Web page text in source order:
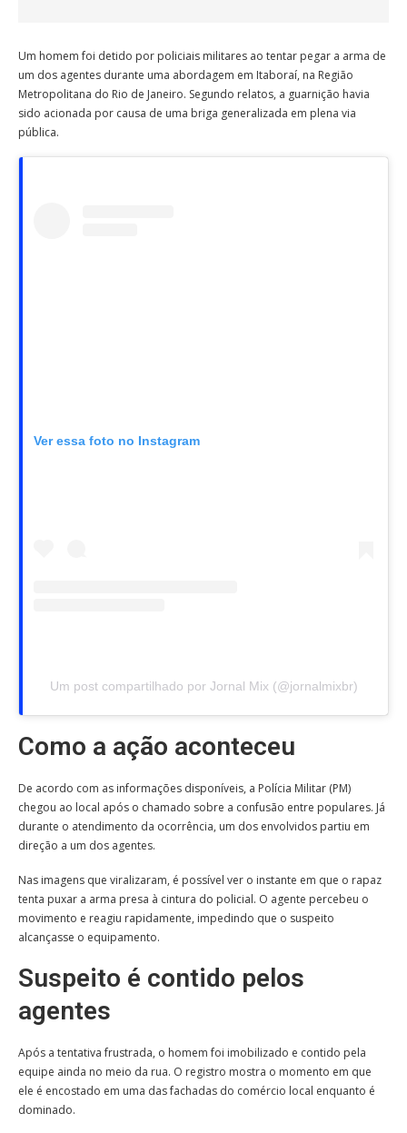
Um homem foi detido por policiais militares ao tentar pegar a arma de
um dos agentes durante uma abordagem em Itaboraí, na Região
Metropolitana do Rio de Janeiro. Segundo relatos, a guarnição havia
sido acionada por causa de uma briga generalizada em plena via
pública.
Ver essa foto no Instagram
Um post compartilhado por Jornal Mix (@jornalmixbr)
Como a ação aconteceu
De acordo com as informações disponíveis, a Polícia Militar (PM)
chegou ao local após o chamado sobre a confusão entre populares. Já
durante o atendimento da ocorrência, um dos envolvidos partiu em
direção a um dos agentes.
Nas imagens que viralizaram, é possível ver o instante em que o rapaz
tenta puxar a arma presa à cintura do policial. O agente percebeu o
movimento e reagiu rapidamente, impedindo que o suspeito
alcançasse o equipamento.
Suspeito é contido pelos
agentes
Após a tentativa frustrada, o homem foi imobilizado e contido pela
equipe ainda no meio da rua. O registro mostra o momento em que
ele é encostado em uma das fachadas do comércio local enquanto é
dominado.